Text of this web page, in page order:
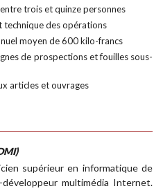
trois et quinze personnes
technique des opérations
moyen de 600 kilo-francs
de prospections et fouilles sous-
articles et ouvrages
supérieur en informatique de
multimédia Internet.